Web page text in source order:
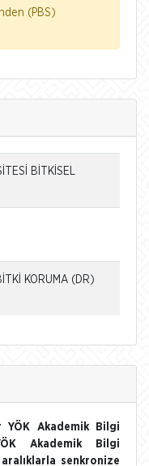
(PBS)
BİTKİSEL
KORUMA (DR)
Akademik Bilgi
Akademik Bilgi
senkronize